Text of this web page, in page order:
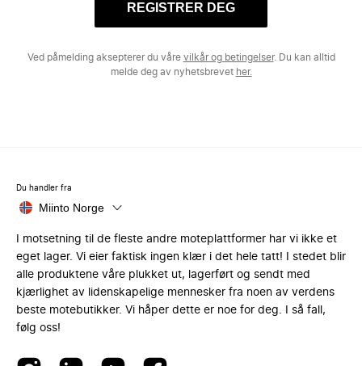
REGISTRER DEG
Ved påmelding aksepterer du våre vilkår og betingelser. Du kan alltid
melde deg av nyhetsbrevet her.
Du handler fra
Miinto Norge
I motsetning til de fleste andre moteplattformer har vi ikke et
eget lager. Vi eier faktisk ingen klær i det hele tatt! I stedet blir
alle produktene våre plukket ut, lagerført og sendt med
kjærlighet av lidenskapelige mennesker fra noen av verdens
beste motebutikker. Vi håper dette er noe for deg. I så fall,
følg oss!